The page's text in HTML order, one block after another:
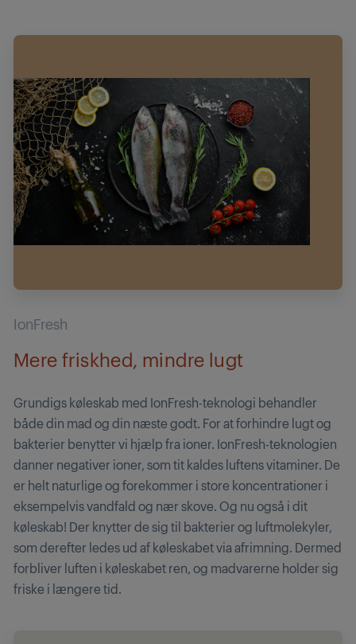
IonFresh
Mere friskhed, mindre lugt
Grundigs køleskab med IonFresh-teknologi behandler
både din mad og din næste godt. For at forhindre lugt og
bakterier benytter vi hjælp fra ioner. IonFresh-teknologien
danner negativer ioner, som tit kaldes luftens vitaminer. De
er helt naturlige og forekommer i store koncentrationer i
eksempelvis vandfald og nær skove. Og nu også i dit
køleskab! Der knytter de sig til bakterier og luftmolekyler,
som derefter ledes ud af køleskabet via afrimning. Dermed
forbliver luften i køleskabet ren, og madvarerne holder sig
friske i længere tid.